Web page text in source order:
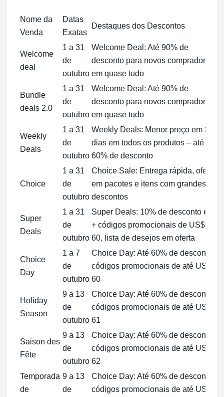
Nome da
Venda
Datas
Exatas
Destaques dos Descontos
Welcome
deal
1 a 31
de
outubro
Welcome Deal: Até 90% de
desconto para novos compradores
em quase tudo
Bundle
deals 2.0
1 a 31
de
outubro
Welcome Deal: Até 90% de
desconto para novos compradores
em quase tudo
Weekly
Deals
1 a 31
de
outubro
Weekly Deals: Menor preço em 30
dias em todos os produtos – até
60% de desconto
Choice
1 a 31
de
outubro
Choice Sale: Entrega rápida, ofertas
em pacotes e itens com grandes
descontos
Super
Deals
1 a 31
de
outubro
Super Deals: 10% de desconto extra
+ códigos promocionais de US$ 2–
60, lista de desejos em oferta
Choice
Day
1 a 7
de
outubro
Choice Day: Até 60% de desconto +
códigos promocionais de até US$
60
Holiday
Season
9 a 13
de
outubro
Choice Day: Até 60% de desconto +
códigos promocionais de até US$
61
Saison des
Fête
9 a 13
de
outubro
Choice Day: Até 60% de desconto +
códigos promocionais de até US$
62
Temporada
de
9 a 13
de
Choice Day: Até 60% de desconto +
códigos promocionais de até US$